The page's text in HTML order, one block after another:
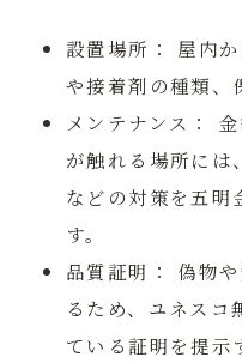
設置場所：
屋内
や接着剤の種類、
メンテナンス：
が触れる場所には
などの対策を五明
す。
品質証明：
偽物
るため、ユネスコ
ている証明を提示